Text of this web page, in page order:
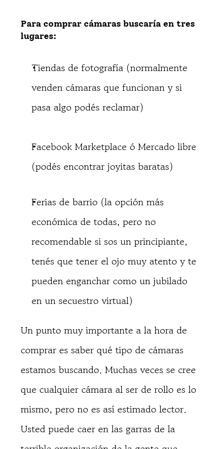
Para comprar cámaras buscaría en tres
lugares:
Tiendas de fotografía (normalmente
venden cámaras que funcionan y si
pasa algo podés reclamar)
Facebook Marketplace ó Mercado libre
(podés encontrar joyitas baratas)
Ferias de barrio (la opción más
económica de todas, pero no
recomendable si sos un principiante,
tenés que tener el ojo muy atento y te
pueden enganchar como un jubilado
en un secuestro virtual)
Un punto muy importante a la hora de
comprar es saber qué tipo de cámaras
estamos buscando. Muchas veces se cree
que cualquier cámara al ser de rollo es lo
mismo, pero no es así estimado lector.
Usted puede caer en las garras de la